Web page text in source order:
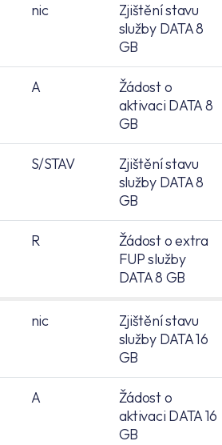
nic
Zjištění stavu
služby DATA 8
GB
A
Žádost o
aktivaci DATA 8
GB
S/STAV
Zjištění stavu
služby DATA 8
GB
R
Žádost o extra
FUP služby
DATA 8 GB
nic
Zjištění stavu
služby DATA 16
GB
A
Žádost o
aktivaci DATA 16
GB